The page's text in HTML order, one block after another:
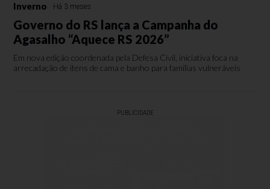
Inverno Há 3 meses
Governo do RS lança a Campanha do
Agasalho “Aquece RS 2026”
Em nova edição coordenada pela Defesa Civil, iniciativa foca na
arrecadação de itens de cama e banho para famílias vulneráveis
PUBLICIDADE